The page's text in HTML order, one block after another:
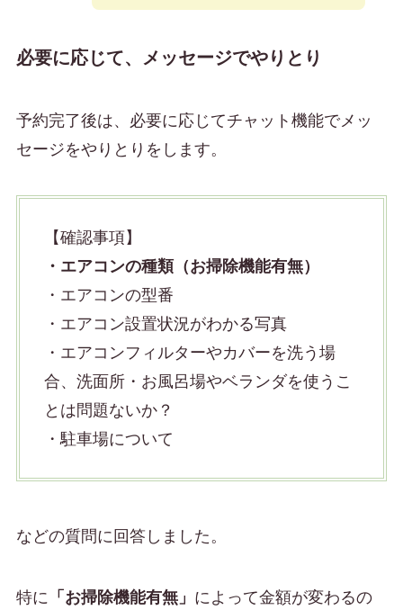
必要に応じて、メッセージでやりとり
予約完了後は、必要に応じてチャット機能でメッ
セージをやりとりをします。
【確認事項】
・エアコンの種類（お掃除機能有無）
・エアコンの型番
・エアコン設置状況がわかる写真
・エアコンフィルターやカバーを洗う場
合、洗面所・お風呂場やベランダを使うこ
とは問題ないか？
・駐車場について
などの質問に回答しました。
特に 「お掃除機能有無」 によって金額が変わるの